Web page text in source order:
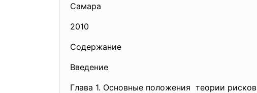
Самара
2010
Содержание
Введение
Глава 1. Основные положения теории рисков